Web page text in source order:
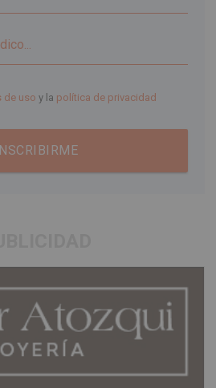
de uso y la política de privacidad